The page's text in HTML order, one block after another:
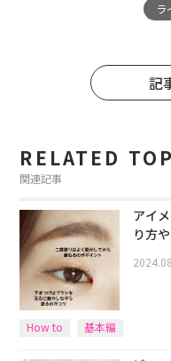
ラ
記
RELATED
関連記事
アイ
り方
How to 基本編